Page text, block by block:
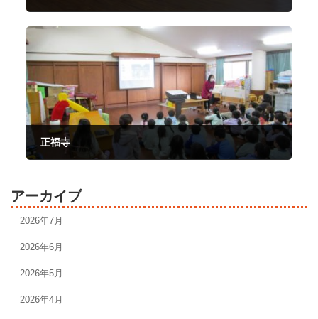
正福寺
アーカイブ
2026年7月
2026年6月
2026年5月
2026年4月